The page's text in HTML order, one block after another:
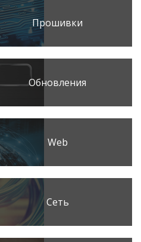
Прошивки
Обновления
Web
Сеть